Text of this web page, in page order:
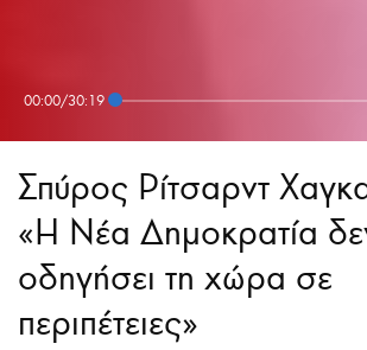
Σπύρος Ρίτσαρντ
«Η Νέα Δημοκρατία
οδηγήσει τη χώρα σε
περιπέτειες»
00:00/30:19